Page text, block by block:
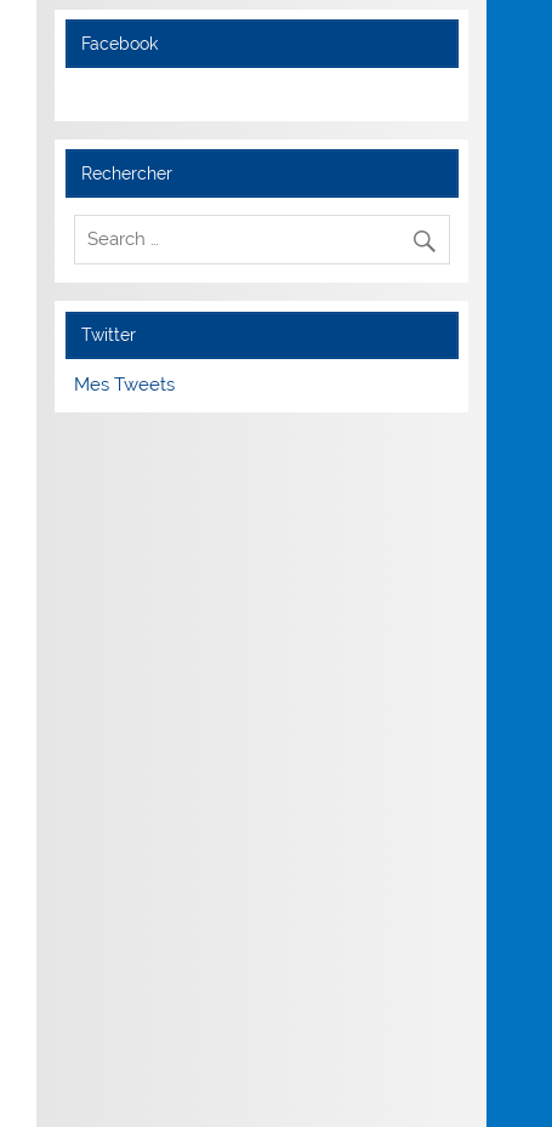
Facebook
Rechercher
Twitter
Mes Tweets